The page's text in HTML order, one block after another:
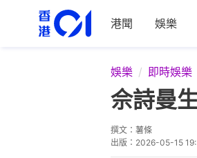
港聞 娛樂
娛樂 即時娛樂
佘詩曼
撰文： 薯條
出版： 2026-05-15